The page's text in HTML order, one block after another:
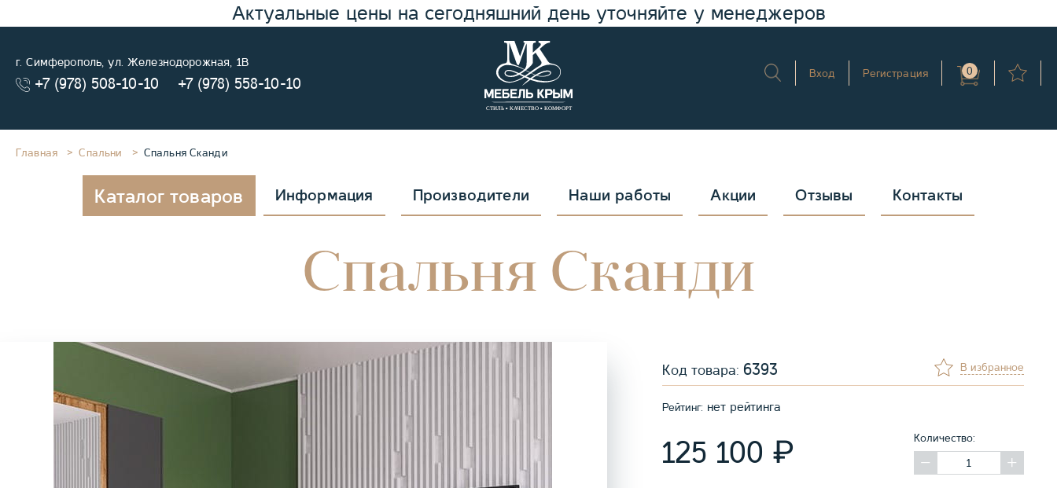
Актуальные цены на сегодняшний день уточняйте у менеджеров
г. Симферополь, ул. Железнодорожная, 1В
+7 (978) 508-10-10 +7 (978) 558-10-10
Вход Регистрация 0
Главная Спальни Спальня Сканди
Каталог товаров Информация Производители Наши работы Акции Отзывы Контакты
Спальня Сканди
Код товара: 6393 В избранное
Рейтинг: нет рейтинга
125 100 ₽ Количество: